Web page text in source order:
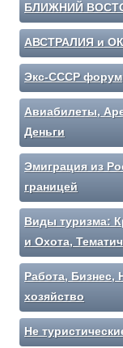
БЛИЖНИЙ
АВСТРАЛИЯ и
Экс-СССР форум
Авиабилеты,
Деньги
Эмиграция из
границей
Виды туризма:
и Охота,
Работа,
хозяйство
Не